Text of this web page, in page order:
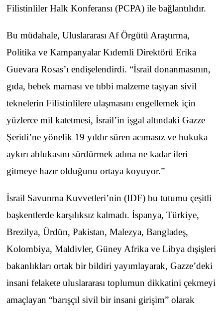
Filistinliler Halk Konferansı (PCPA) ile bağlantılıdır.
Bu müdahale, Uluslararası Af Örgütü Araştırma,
Politika ve Kampanyalar Kıdemli Direktörü Erika
Guevara Rosas’ı endişelendirdi. “İsrail donanmasının,
gıda, bebek maması ve tıbbi malzeme taşıyan sivil
teknelerin Filistinlilere ulaşmasını engellemek için
yüzlerce mil katetmesi, İsrail’in işgal altındaki Gazze
Şeridi’ne yönelik 19 yıldır süren acımasız ve hukuka
aykırı ablukasını sürdürmek adına ne kadar ileri
gitmeye hazır olduğunu ortaya koyuyor.”
İsrail Savunma Kuvvetleri’nin (IDF) bu tutumu çeşitli
başkentlerde karşılıksız kalmadı. İspanya, Türkiye,
Brezilya, Ürdün, Pakistan, Malezya, Bangladeş,
Kolombiya, Maldivler, Güney Afrika ve Libya dışişleri
bakanlıkları ortak bir bildiri yayımlayarak, Gazze’deki
insani felakete uluslararası toplumun dikkatini çekmeyi
amaçlayan “barışçıl sivil bir insani girişim” olarak